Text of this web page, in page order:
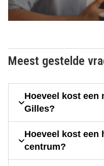
Meest gestelde
Hoeveel kost een
Gilles?
Hoeveel kost een
centrum?